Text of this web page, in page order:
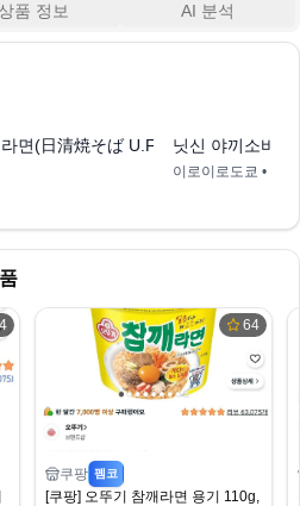
상품 정보 AI 분석
면(日清焼そば U.F.O.)닛신 야끼소바
이로이로도쿄 • 조
64
쿠팡 펨코
[쿠팡] 오뚜기 참깨라면 용기 110g, 12